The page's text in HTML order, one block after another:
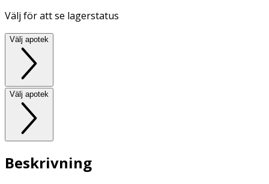
Välj för att se lagerstatus
Välj apotek
Välj apotek
Beskrivning